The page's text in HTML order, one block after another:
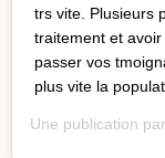
trs vite. Plusieurs
traitement et
passer vos
plus vite la
Une publication